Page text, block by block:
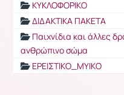
ΚΥΚΛΟΦΟΡΙΚΟ
ΔΙΔΑΚΤΙΚΑ ΠΑΚΕΤΑ
Παιχνίδια και άλλες
ανθρώπινο σώμα
ΕΡΕΙΣΤΙΚΟ_ΜΥΙΚΟ